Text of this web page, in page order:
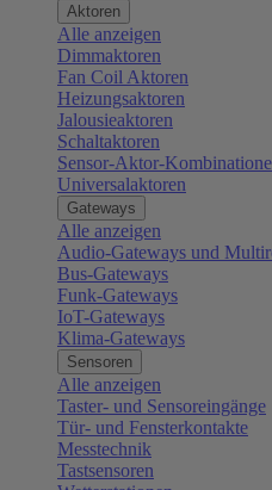
Aktoren
Alle anzeigen
Dimmaktoren
Fan Coil Aktoren
Heizungsaktoren
Jalousieaktoren
Schaltaktoren
Sensor-Aktor-
Universalaktoren
Gateways
Alle anzeigen
Audio-Gateways und
Bus-Gateways
Funk-Gateways
IoT-Gateways
Klima-Gateways
Sensoren
Alle anzeigen
Taster- und Sensoreingänge
Tür- und Fensterkontakte
Messtechnik
Tastsensoren